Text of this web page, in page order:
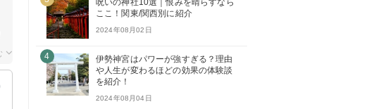
呪いの神社10選｜恨みを晴らすなら
ここ！関東/関西別に紹介
2024年08月02日
4
伊勢神宮はパワーが強すぎる？理由
や人生が変わるほどの効果の体験談
を紹介！
2024年08月04日